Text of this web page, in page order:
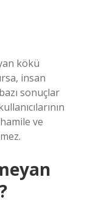
kökü
insan
sonuçlar
ve